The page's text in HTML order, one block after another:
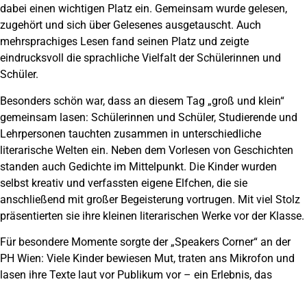
dabei einen wichtigen Platz ein. Gemeinsam wurde gelesen,
zugehört und sich über Gelesenes ausgetauscht. Auch
mehrsprachiges Lesen fand seinen Platz und zeigte
eindrucksvoll die sprachliche Vielfalt der Schülerinnen und
Schüler.
Besonders schön war, dass an diesem Tag „groß und klein“
gemeinsam lasen: Schülerinnen und Schüler, Studierende und
Lehrpersonen tauchten zusammen in unterschiedliche
literarische Welten ein. Neben dem Vorlesen von Geschichten
standen auch Gedichte im Mittelpunkt. Die Kinder wurden
selbst kreativ und verfassten eigene Elfchen, die sie
anschließend mit großer Begeisterung vortrugen. Mit viel Stolz
präsentierten sie ihre kleinen literarischen Werke vor der Klasse.
Für besondere Momente sorgte der „Speakers Corner“ an der
PH Wien: Viele Kinder bewiesen Mut, traten ans Mikrofon und
lasen ihre Texte laut vor Publikum vor – ein Erlebnis, das